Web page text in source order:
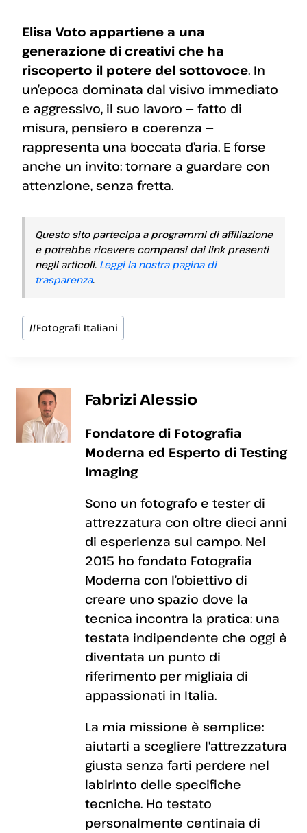
Elisa Voto appartiene a una
generazione di creativi che ha
riscoperto il potere del sottovoce. In
un’epoca dominata dal visivo immediato
e aggressivo, il suo lavoro — fatto di
misura, pensiero e coerenza —
rappresenta una boccata d’aria. E forse
anche un invito: tornare a guardare con
attenzione, senza fretta.
Questo sito partecipa a programmi di affiliazione
e potrebbe ricevere compensi dai link presenti
negli articoli. Leggi la nostra pagina di
trasparenza.
Tag
articolo:
#Fotografi Italiani
Fabrizi Alessio
Fondatore di Fotografia
Moderna ed Esperto di Testing
Imaging
Sono un fotografo e tester di
attrezzatura con oltre dieci anni
di esperienza sul campo. Nel
2015 ho fondato Fotografia
Moderna con l’obiettivo di
creare uno spazio dove la
tecnica incontra la pratica: una
testata indipendente che oggi è
diventata un punto di
riferimento per migliaia di
appassionati in Italia.
La mia missione è semplice:
aiutarti a scegliere l'attrezzatura
giusta senza farti perdere nel
labirinto delle specifiche
tecniche. Ho testato
personalmente centinaia di